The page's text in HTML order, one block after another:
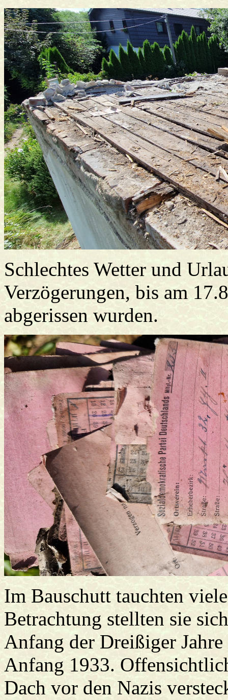
Schlechtes Wetter und
Verzögerungen, bis am
abgerissen wurden.
Im Bauschutt tauchten
Betrachtung stellten sie
Anfang der Dreißiger
Anfang 1933.
Dach vor den Nazis